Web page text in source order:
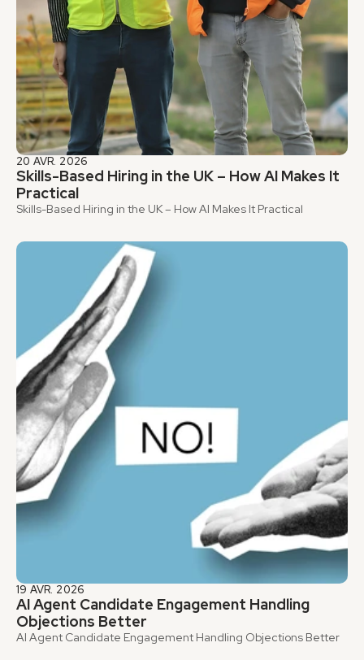
20 AVR. 2026
Skills-Based Hiring in the UK – How AI Makes It
Practical
Skills-Based Hiring in the UK – How AI Makes It Practical
19 AVR. 2026
AI Agent Candidate Engagement Handling
Objections Better
AI Agent Candidate Engagement Handling Objections Better